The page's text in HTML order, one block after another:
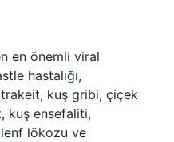
en önemli viral
hastalığı,
kuş gribi, çiçek
kuş ensefaliti,
lenf lökozu ve